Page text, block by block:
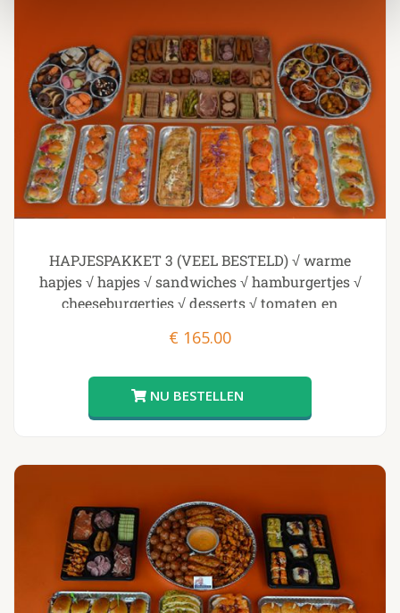
HAPJESPAKKET 3 (VEEL BESTELD) √ warme
hapjes √ hapjes √ sandwiches √ hamburgertjes √
cheeseburgertjes √ desserts √ tomaten en
€ 165.00